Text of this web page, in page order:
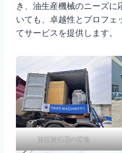
き、油生産機械のニーズに
いても、卓越性とプロフェ
てサービスを提供します。
油圧油圧機の梱包